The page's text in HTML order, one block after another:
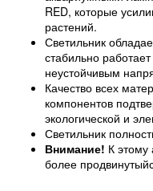
RED, которые
растений.
Светильник
стабильно
неустойчивым
Качество всех
компонентов
экологической и
Светильник
Внимание! К этому
более